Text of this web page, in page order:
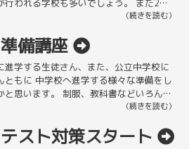
行われる学校も多いでしょう。 まだ2～
ら・・・と思わずに、ぜひいまから少し
（続きを読む）
備講座
進学する生徒さん、また、公立中学校に
ともに 中学校へ進学する様々な準備をし
と思います。 制服、教科書などいろんな
なり、気持ちも高ぶっていると思いま
（続きを読む）
スト対策スタート